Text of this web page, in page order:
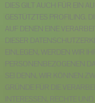
DIES GILT AUCH FÜR EIN
GESTÜTZTES PROFILING.
AUF DENEN EINE
DIESER
EINLEGEN, WERDEN WIR
PERSONENBEZOGENEN
SEI DENN, WIR KÖNNEN
GRÜNDE FÜR DIE
INTERESSEN, RECHTE